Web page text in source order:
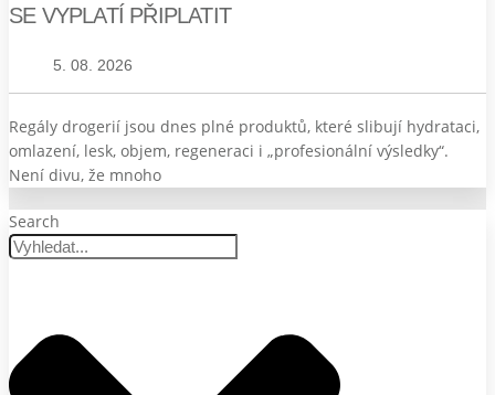
SE VYPLATÍ PŘIPLATIT
5. 08. 2026
Regály drogerií jsou dnes plné produktů, které slibují hydrataci,
omlazení, lesk, objem, regeneraci i „profesionální výsledky“.
Není divu, že mnoho
Search